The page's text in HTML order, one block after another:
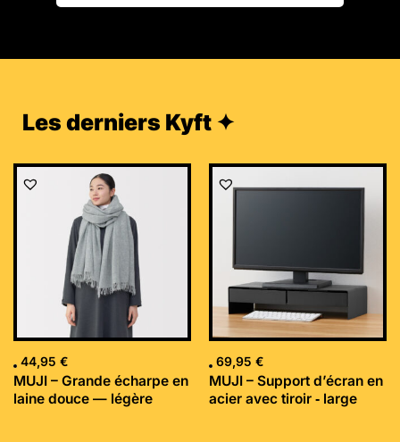
Les derniers Kyft ✦
44,95 €
MUJI – Grande écharpe en
laine douce — légère
69,95 €
MUJI – Support d’écran en
acier avec tiroir ‐ large